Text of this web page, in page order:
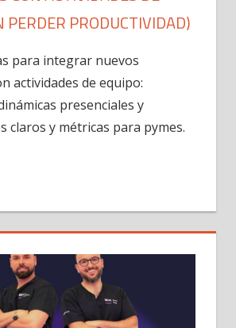
PERDER PRODUCTIVIDAD)
para integrar nuevos
actividades de equipo:
presenciales y
claros y métricas para pymes.